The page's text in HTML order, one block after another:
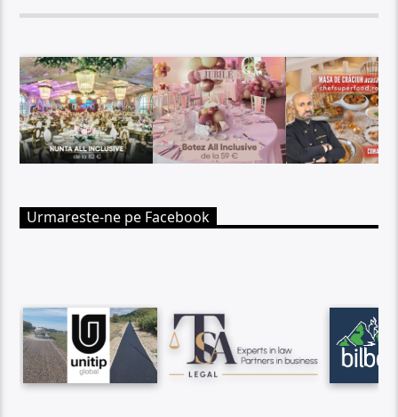
Urmareste-ne pe Facebook